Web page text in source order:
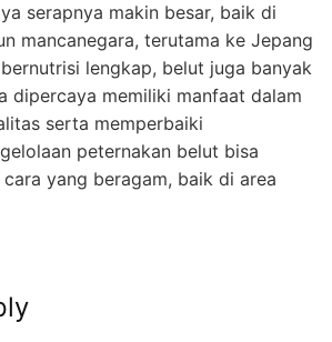
serapnya makin besar, baik di
mancanegara, terutama ke Jepang
lengkap, belut juga banyak
dipercaya memiliki manfaat dalam
serta memperbaiki
peternakan belut bisa
yang beragam, baik di area